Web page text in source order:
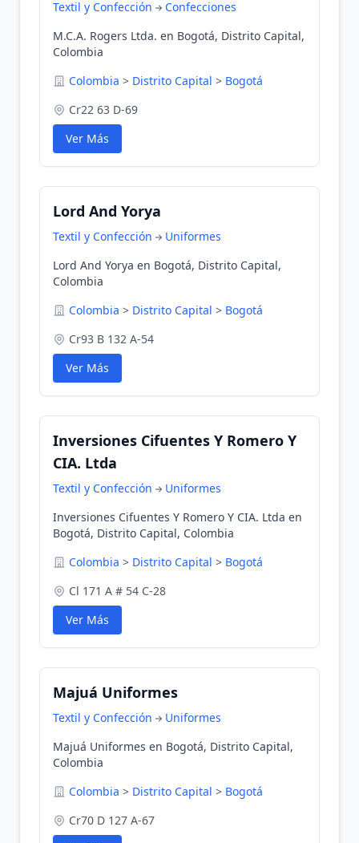
Textil y Confección
Confecciones
M.C.A. Rogers Ltda. en Bogotá, Distrito Capital,
Colombia
Colombia > Distrito Capital > Bogotá
Cr22 63 D-69
Ver Más
Lord And Yorya
Textil y Confección
Uniformes
Lord And Yorya en Bogotá, Distrito Capital,
Colombia
Colombia > Distrito Capital > Bogotá
Cr93 B 132 A-54
Ver Más
Inversiones Cifuentes Y Romero Y
CIA. Ltda
Textil y Confección
Uniformes
Inversiones Cifuentes Y Romero Y CIA. Ltda en
Bogotá, Distrito Capital, Colombia
Colombia > Distrito Capital > Bogotá
Cl 171 A # 54 C-28
Ver Más
Majuá Uniformes
Textil y Confección
Uniformes
Majuá Uniformes en Bogotá, Distrito Capital,
Colombia
Colombia > Distrito Capital > Bogotá
Cr70 D 127 A-67